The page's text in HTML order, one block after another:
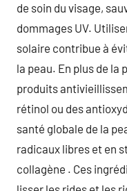
de soin du visage,
dommages UV.
solaire contribue à
la peau. En plus de
produits
rétinol ou des
santé globale de la
radicaux libres et en
collagène . Ces